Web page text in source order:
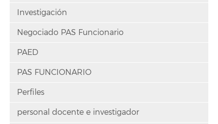
Investigación
Negociado PAS Funcionario
PAED
PAS FUNCIONARIO
Perfiles
personal docente e investigador